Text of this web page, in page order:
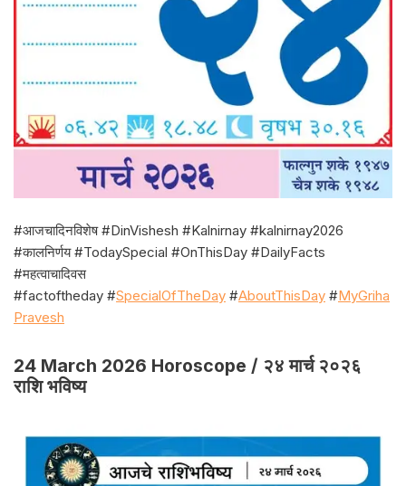
#आजचादिनविशेष #DinVishesh #Kalnirnay #kalnirnay2026
#कालनिर्णय #TodaySpecial #OnThisDay #DailyFacts
#महत्वाचादिवस
#factoftheday #SpecialOfTheDay #AboutThisDay #MyGriha
Pravesh
24 March 2026 Horoscope / २४ मार्च २०२६
राशि भविष्य